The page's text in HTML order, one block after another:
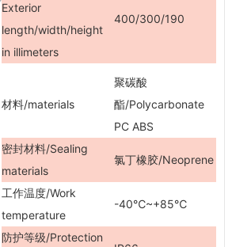
Exterior
length/width/height
in illimeters
400/300/190
材料/materials
聚碳酸
酯/Polycarbonate
PC ABS
密封材料/Sealing
materials
氯丁橡胶/Neoprene
工作温度/Work
temperature
-40℃~+85℃
防护等级/Protection